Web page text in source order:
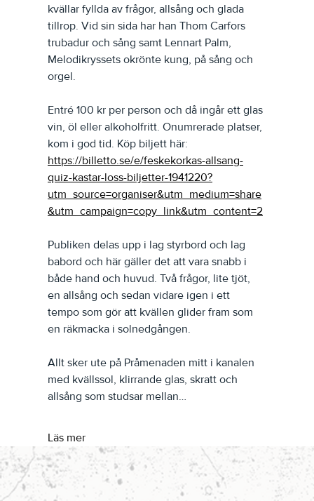
kvällar fyllda av frågor, allsång och glada
tillrop. Vid sin sida har han Thom Carfors
trubadur och sång samt Lennart Palm,
Melodikryssets okrönte kung, på sång och
orgel.
Entré 100 kr per person och då ingår ett glas
vin, öl eller alkoholfritt. Onumrerade platser,
kom i god tid. Köp biljett här:
https://billetto.se/e/feskekorkas-allsang-
quiz-kastar-loss-biljetter-1941220?
utm_source=organiser&utm_medium=share
&utm_campaign=copy_link&utm_content=2
Publiken delas upp i lag styrbord och lag
babord och här gäller det att vara snabb i
både hand och huvud. Två frågor, lite tjöt,
en allsång och sedan vidare igen i ett
tempo som gör att kvällen glider fram som
en räkmacka i solnedgången.
Allt sker ute på Pråmenaden mitt i kanalen
med kvällssol, klirrande glas, skratt och
allsång som studsar mellan…
Läs mer